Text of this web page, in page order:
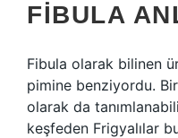
FIBULA
Fibula olarak bilinen
pimine benziyordu.
olarak da
keşfeden Frigyalılar